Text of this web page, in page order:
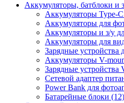
Аккумуляторы, батблоки и
Аккумуляторы Type-
Аккумуляторы для
Аккумуляторы и з/у
Аккумуляторы для
Зарядные устройства
Аккумуляторы V-
Зарядные устройства
Сетевой адаптер
Power Bank для
Батарейные блоки (12)